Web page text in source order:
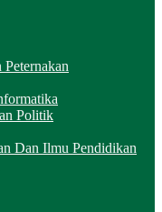
Peternakan
Politik
Dan Ilmu Pendidikan